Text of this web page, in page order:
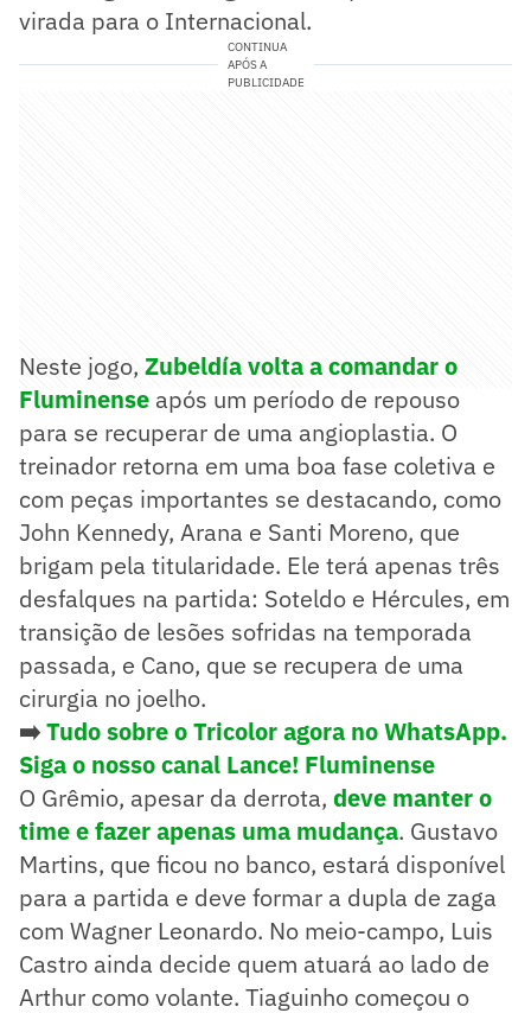
virada para o Internacional.
CONTINUA
APÓS A
PUBLICIDADE
Neste jogo, Zubeldía volta a comandar o
Fluminense após um período de repouso
para se recuperar de uma angioplastia. O
treinador retorna em uma boa fase coletiva e
com peças importantes se destacando, como
John Kennedy, Arana e Santi Moreno, que
brigam pela titularidade. Ele terá apenas três
desfalques na partida: Soteldo e Hércules, em
transição de lesões sofridas na temporada
passada, e Cano, que se recupera de uma
cirurgia no joelho.
➡️Tudo sobre o Tricolor agora no WhatsApp.
Siga o nosso canal Lance! Fluminense
O Grêmio, apesar da derrota, deve manter o
time e fazer apenas uma mudança. Gustavo
Martins, que ficou no banco, estará disponível
para a partida e deve formar a dupla de zaga
com Wagner Leonardo. No meio-campo, Luis
Castro ainda decide quem atuará ao lado de
Arthur como volante. Tiaguinho começou o